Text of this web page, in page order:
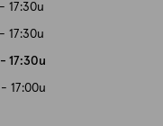
17:30u
17:30u
17:30u
17:00u